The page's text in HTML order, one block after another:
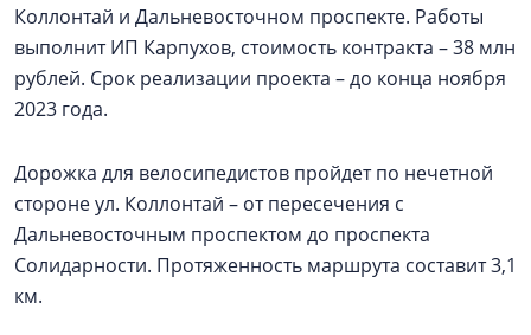
Коллонтай и Дальневосточном проспекте. Работы
выполнит ИП Карпухов, стоимость контракта – 38 млн
рублей. Срок реализации проекта – до конца ноября
2023 года.
Дорожка для велосипедистов пройдет по нечетной
стороне ул. Коллонтай – от пересечения с
Дальневосточным проспектом до проспекта
Солидарности. Протяженность маршрута составит 3,1
км.